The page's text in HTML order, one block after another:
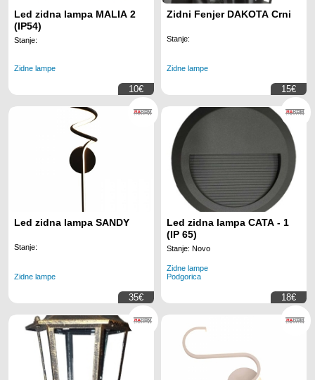
Led zidna lampa MALIA 2
(IP54)
Stanje:
Zidne lampe
10€
Zidni Fenjer DAKOTA Crni
Stanje:
Zidne lampe
15€
Led zidna lampa SANDY
Stanje:
Zidne lampe
35€
Led zidna lampa CATA - 1
(IP 65)
Stanje: Novo
Zidne lampe
Podgorica
18€